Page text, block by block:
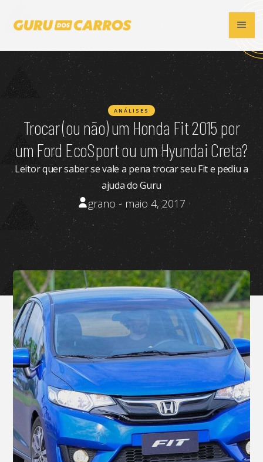
ANÁLISES
Trocar (ou não) um Honda Fit 2015 por
um Ford EcoSport ou um Hyundai Creta?
Leitor quer saber se vale a pena trocar seu Fit e pediu a
ajuda do Guru
grano - maio 4, 2017